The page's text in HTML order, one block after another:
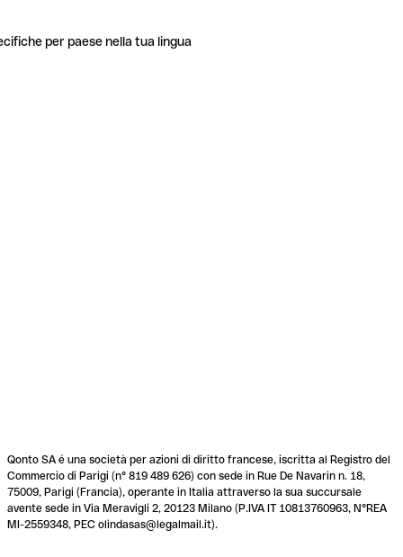
per paese nella tua lingua
Qonto SA é una società per azioni di diritto francese, iscritta al Registro del
Commercio di Parigi (n° 819 489 626) con sede in Rue De Navarin n. 18,
75009, Parigi (Francia), operante in Italia attraverso la sua succursale
avente sede in Via Meravigli 2, 20123 Milano (P.IVA IT 10813760963, N°REA
MI-2559348, PEC olindasas@legalmail.it).